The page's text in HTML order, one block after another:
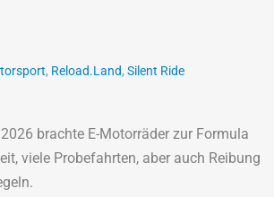
, Reload.Land, Silent Ride
brachte E-Motorräder zur Formula
viele Probefahrten, aber auch Reibung